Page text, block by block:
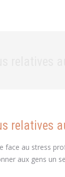
relatives
au stress
aux gens un